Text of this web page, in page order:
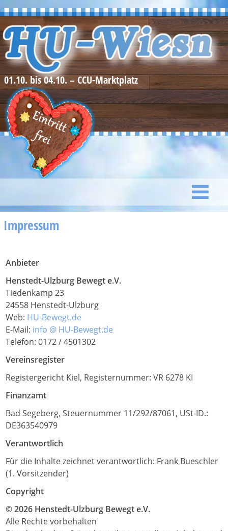
01.10. bis 04.10. – CCU-Marktplatz
Impressum
Anbieter
Henstedt-Ulzburg Bewegt e.V.
Tiedenkamp 23
24558 Henstedt-Ulzburg
Web: HU-Bewegt.de
E-Mail: info @ HU-Bewegt.de
Telefon: 0172 / 4501302
Vereinsregister
Registergericht Kiel, Registernummer: VR 6278 KI
Finanzamt
Bad Segeberg, Steuernummer 11/292/87061, USt-ID.:
DE363540979
Verantwortlich
Für die Inhalte zeichnet verantwortlich: Frank Bueschler
(1. Vorsitzender)
Copyright
© 2026 Henstedt-Ulzburg Bewegt e.V.
Alle Rechte vorbehalten